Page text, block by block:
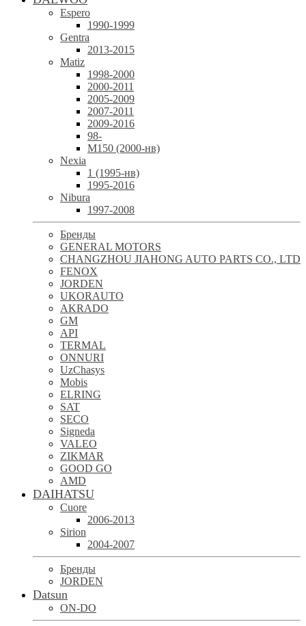
Espero
1990-1999
Gentra
2013-2015
Matiz
1998-2000
2000-2011
2005-2009
2007-2011
2009-2016
98-
М150 (2000-нв)
Nexia
1 (1995-нв)
1995-2016
Nibura
1997-2008
Бренды
GENERAL MOTORS
CHANGZHOU JIAHONG AUTO PARTS CO., LTD
FENOX
JORDEN
UKORAUTO
AKRADO
GM
API
TERMAL
ONNURI
UzChasys
Mobis
ELRING
SAT
SECO
Signeda
VALEO
ZIKMAR
GOOD GO
AMD
DAIHATSU
Cuore
2006-2013
Sirion
2004-2007
Бренды
JORDEN
Datsun
ON-DO